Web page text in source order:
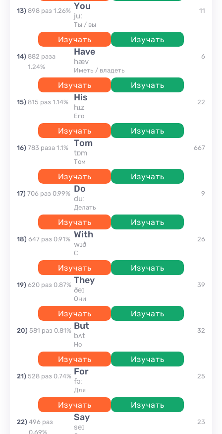
13) 898 раз 1.26% you
juː
Ты / вы
Изучать Изучать
11
14) 882 раза
1.24%
have
hæv
иметь / владеть
Изучать Изучать
6
15) 815 раз 1.14% his
hɪz
Его
Изучать Изучать
22
16) 783 раза 1.1% Tom
tɒm
том
Изучать Изучать
667
17) 706 раз 0.99% do
duː
делать
Изучать Изучать
9
18) 647 раз 0.91% with
wɪð
с
Изучать Изучать
26
19) 620 раз 0.87% they
ðeɪ
они
Изучать Изучать
39
20) 581 раз 0.81% but
bʌt
но
Изучать Изучать
32
21) 528 раз 0.74% for
fɔː
для
Изучать Изучать
25
22) 496 раз
0.69%
say
seɪ
23